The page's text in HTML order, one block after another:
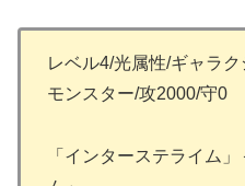
レベル4/光属性/ギャラ
モンスター/攻2000/守0
「インターステライム